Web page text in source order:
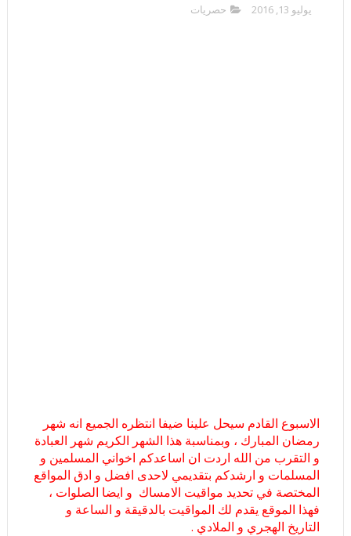
يوليو 13, 2016 حصريات
الاسبوع القادم سيحل علينا ضيفا انتظره الجميع انه شهر
رمضان المبارك ، وبمناسبة هذا الشهر الكريم شهر العبادة
و التقرب من الله اردت ان اساعدكم اخواني المسلمين و
المسلمات و ارشدكم بتقديمي لاحدى افضل و ادق المواقع
المختصة في تحديد مواقيت الامساك و ايضا الصلوات ،
فهذا الموقع يقدم لك المواقيت بالدقيقة و الساعة و
التاريخ الهجري و الملادي .